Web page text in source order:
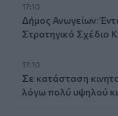
17:10
Δήμος Ανωγείων:
Στρατηγικό Σχέδιο
17:10
Σε κατάσταση
λόγω πολύ υψηλού